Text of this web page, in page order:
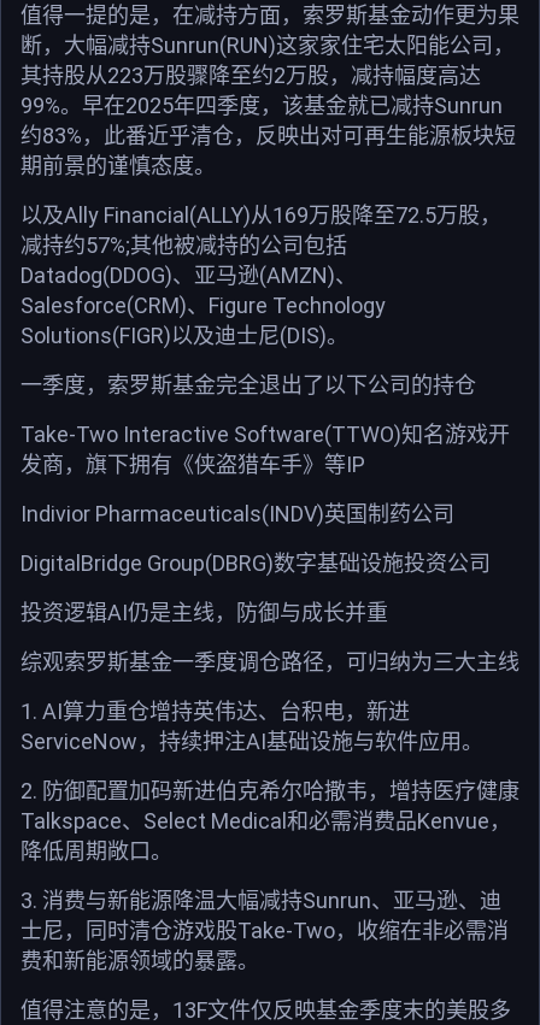
值得一提的是，在减持方面，索罗斯基金动作更为果
断，大幅减持Sunrun(RUN)这家家住宅太阳能公司，
其持股从223万股骤降至约2万股，减持幅度高达
99%。早在2025年四季度，该基金就已减持Sunrun
约83%，此番近乎清仓，反映出对可再生能源板块短
期前景的谨慎态度。
以及Ally Financial(ALLY)从169万股降至72.5万股，
减持约57%;其他被减持的公司包括
Datadog(DDOG)、亚马逊(AMZN)、
Salesforce(CRM)、Figure Technology
Solutions(FIGR)以及迪士尼(DIS)。
一季度，索罗斯基金完全退出了以下公司的持仓
Take-Two Interactive Software(TTWO)知名游戏开
发商，旗下拥有《侠盗猎车手》等IP
Indivior Pharmaceuticals(INDV)英国制药公司
DigitalBridge Group(DBRG)数字基础设施投资公司
投资逻辑AI仍是主线，防御与成长并重
综观索罗斯基金一季度调仓路径，可归纳为三大主线
1. AI算力重仓增持英伟达、台积电，新进
ServiceNow，持续押注AI基础设施与软件应用。
2. 防御配置加码新进伯克希尔哈撒韦，增持医疗健康
Talkspace、Select Medical和必需消费品Kenvue，
降低周期敞口。
3. 消费与新能源降温大幅减持Sunrun、亚马逊、迪
士尼，同时清仓游戏股Take-Two，收缩在非必需消
费和新能源领域的暴露。
值得注意的是，13F文件仅反映基金季度末的美股多